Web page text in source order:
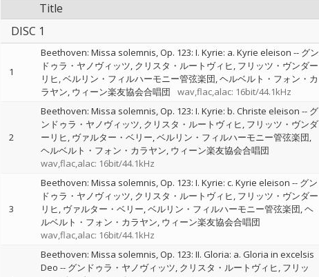
Title
DISC 1
1
Beethoven: Missa solemnis, Op. 123: I. Kyrie: a. Kyrie eleison -- グン
ドゥラ・ヤノヴィッツ クリスタ・ルートヴィヒ フリッツ・ヴンダー
リヒ ベルリン・フィルハーモニー管弦楽団 ヘルベルト・フォン・カ
ラヤン ウィーン楽友協会合唱団 wav,flac,alac: 16bit/44.1kHz
2
Beethoven: Missa solemnis, Op. 123: I. Kyrie: b. Christe eleison -- グ
ンドゥラ・ヤノヴィッツ クリスタ・ルートヴィヒ フリッツ・ヴンダ
ーリヒ ヴァルター・ベリー ベルリン・フィルハーモニー管弦楽団
ヘルベルト・フォン・カラヤン ウィーン楽友協会合唱団
wav,flac,alac: 16bit/44.1kHz
3
Beethoven: Missa solemnis, Op. 123: I. Kyrie: c. Kyrie eleison -- グン
ドゥラ・ヤノヴィッツ クリスタ・ルートヴィヒ フリッツ・ヴンダー
リヒ ヴァルター・ベリー ベルリン・フィルハーモニー管弦楽団 ヘ
ルベルト・フォン・カラヤン ウィーン楽友協会合唱団
wav,flac,alac: 16bit/44.1kHz
Beethoven: Missa solemnis, Op. 123: II. Gloria: a. Gloria in excelsis
Deo -- グンドゥラ・ヤノヴィッツ クリスタ・ルートヴィヒ フリッ